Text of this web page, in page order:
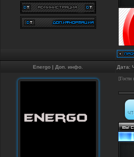
Energo | Доп. инфо. Дата:
[Гости